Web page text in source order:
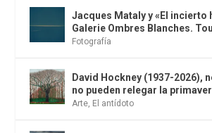
Jacques Mataly y «El incierto
Galerie Ombres Blanches.
Fotografía
David Hockney (1937-2026),
no pueden relegar la
Arte, El antídoto